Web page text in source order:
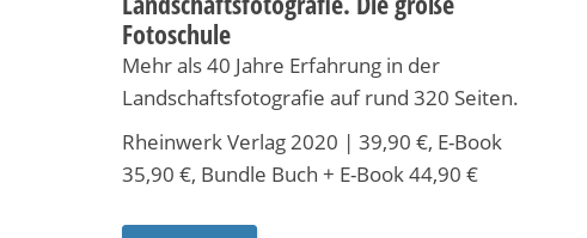
Fotoschule
Mehr als 40 Jahre Erfahrung in der
Landschaftsfotografie auf rund 320 Seiten.
Rheinwerk Verlag 2020 | 39,90 €, E-Book
35,90 €, Bundle Buch + E-Book 44,90 €